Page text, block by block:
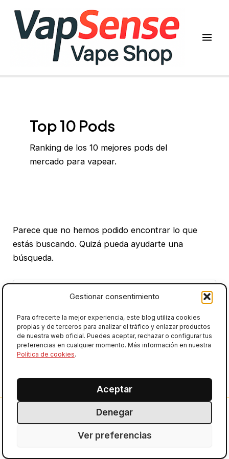
Gestionar consentimiento
Para ofrecerte la mejor experiencia, este blog utiliza cookies
propias y de terceros para analizar el tráfico y enlazar productos
de nuestra web oficial. Puedes aceptar, rechazar o configurar tus
preferencias en cualquier momento. Más información en nuestra
Política de cookies.
Aceptar
Denegar
Ver preferencias
contenido
Top 10 Pods
Ranking de los 10 mejores pods del
mercado para vapear.
Parece que no hemos podido encontrar lo que
estás buscando. Quizá pueda ayudarte una
búsqueda.
Buscar
Vapsense Blog – Comparativas y tutoriales de